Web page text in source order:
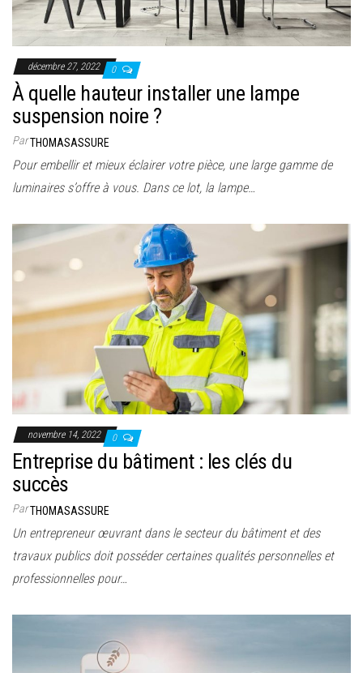
décembre 27, 2022 0
À quelle hauteur installer une lampe
suspension noire ?
ParTHOMASASSURE
Pour embellir et mieux éclairer votre pièce, une large gamme de
luminaires s’offre à vous. Dans ce lot, la lampe…
novembre 14, 2022 0
Entreprise du bâtiment : les clés du
succès
ParTHOMASASSURE
Un entrepreneur œuvrant dans le secteur du bâtiment et des
travaux publics doit posséder certaines qualités personnelles et
professionnelles pour…